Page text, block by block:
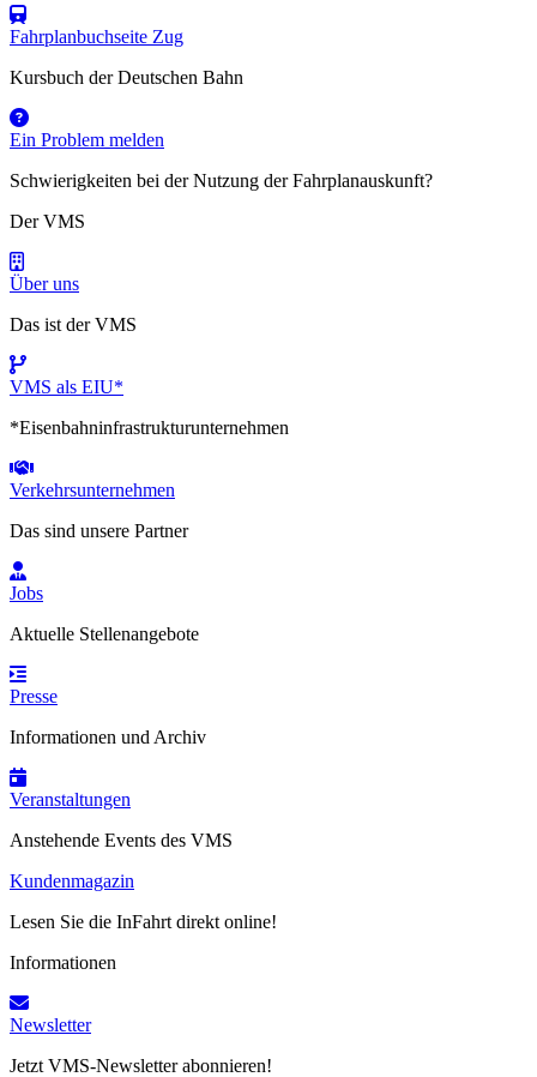
Fahrplanbuchseite Zug
Kursbuch der Deutschen Bahn
Ein Problem melden
Schwierigkeiten bei der Nutzung der Fahrplanauskunft?
Der VMS
Über uns
Das ist der VMS
VMS als EIU*
*Eisenbahninfrastrukturunternehmen
Verkehrsunternehmen
Das sind unsere Partner
Jobs
Aktuelle Stellenangebote
Presse
Informationen und Archiv
Veranstaltungen
Anstehende Events des VMS
Kundenmagazin
Lesen Sie die InFahrt direkt online!
Informationen
Newsletter
Jetzt VMS-Newsletter abonnieren!